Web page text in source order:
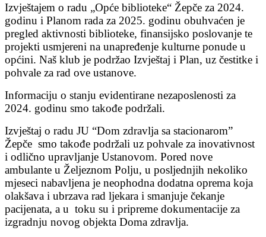
Izvještajem o radu „Opće biblioteke“ Žepče za 2024.
godinu i Planom rada za 2025. godinu obuhvaćen je
pregled aktivnosti biblioteke, finansijsko poslovanje te
projekti usmjereni na unapređenje kulturne ponude u
općini. Naš klub je podržao Izvještaj i Plan, uz čestitke i
pohvale za rad ove ustanove.
Informaciju o stanju evidentirane nezaposlenosti za
2024. godinu smo takođe podržali.
Izvještaj o radu JU “Dom zdravlja sa stacionarom”
Žepče smo takođe podržali uz pohvale za inovativnost
i odlično upravljanje Ustanovom. Pored nove
ambulante u Željeznom Polju, u posljednjih nekoliko
mjeseci nabavljena je neophodna dodatna oprema koja
olakšava i ubrzava rad ljekara i smanjuje čekanje
pacijenata, a u toku su i pripreme dokumentacije za
izgradnju novog objekta Doma zdravlja.